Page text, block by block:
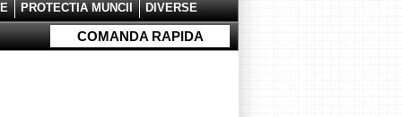
COMANDA RAPIDA
PROTECTIA MUNCII DIVERSE